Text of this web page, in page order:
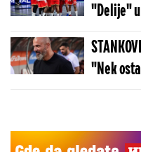
"Delije"
Real
"Nek
kaže o